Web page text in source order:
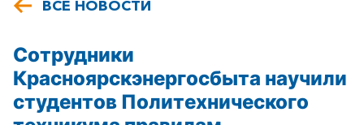
ВСЕ НОВОСТИ
Сотрудники
Красноярскэнергосбыта научили
студентов Политехнического